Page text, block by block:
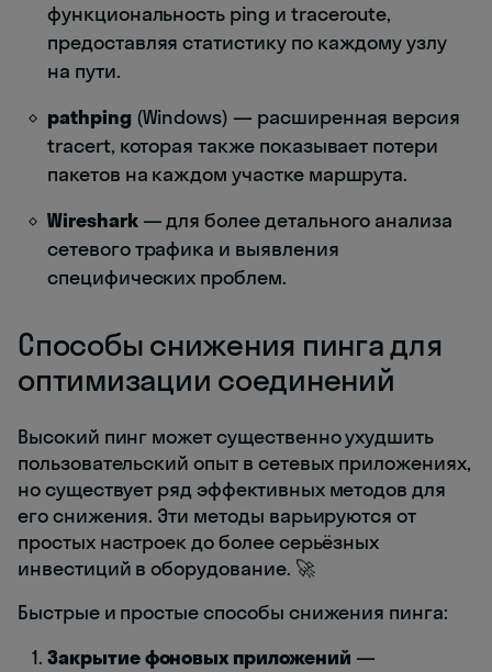
функциональность ping и traceroute,
предоставляя статистику по каждому узлу
на пути.
pathping (Windows) — расширенная версия
tracert, которая также показывает потери
пакетов на каждом участке маршрута.
Wireshark— для более детального анализа
сетевого трафика и выявления
специфических проблем.
Способы снижения пинга для
оптимизации соединений
Высокий пинг может существенно ухудшить
пользовательский опыт в сетевых приложениях,
но существует ряд эффективных методов для
его снижения. Эти методы варьируются от
простых настроек до более серьёзных
инвестиций в оборудование. 🚀
Быстрые и простые способы снижения пинга:
Закрытие фоновых приложений —